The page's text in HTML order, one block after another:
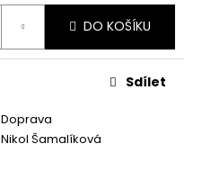
DO KOŠÍKU
Doprava
Nikol Šamalíková
Sdílet